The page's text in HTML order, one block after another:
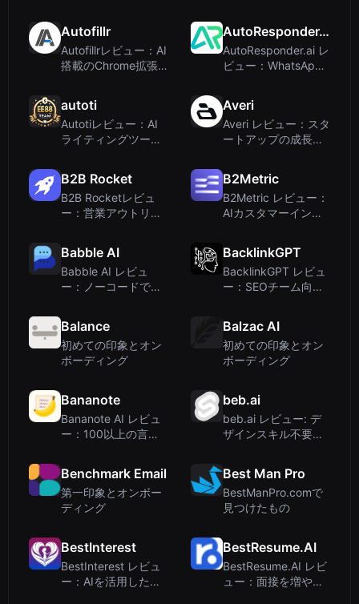
レーダー向け）
Autofillr
Autofillrレビュー：AI
搭載のChrome拡張
AutoResponder.ai
AutoResponder.ai レ
ビュー：WhatsApp
autoti
Autotiレビュー：AI
ライティングツール
Averi
Averi レビュー：スタ
ートアップの成長の
B2B Rocket
B2B Rocketレビュ
ー：営業アウトリー
B2Metric
B2Metric レビュー：
AIカスタマーインテ
ィングツール
Babble AI
Babble AI レビュ
ー：ノーコードで作
（2024年版）
BacklinkGPT
BacklinkGPT レビュ
ー：SEOチーム向け
ェント
Balance
初めての印象とオン
ボーディング
Balzac AI
初めての印象とオン
ボーディング
Bananote
Bananote AI レビュ
ー：100以上の言語
アプリ
beb.ai
beb.ai レビュー: デ
ザインスキル不要で
Benchmark Email
第一印象とオンボー
ディング
Best Man Pro
BestManPro.comで
見つけたもの
BestInterest
BestInterest レビュ
ー：AIを活用した、
BestResume.AI
BestResume.AI レビ
ュー：面接を増やす